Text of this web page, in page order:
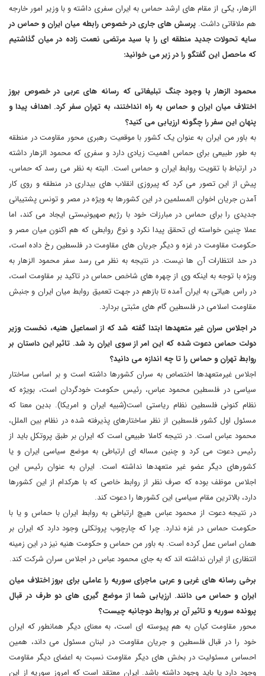
الزهار، یکی از مقام های ارشد حماس به ایران سفری داشته و با وزیر امور خارجه
هم ملاقاتی داشت. پرسش های جاری در خصوص رابطه میان ایران و حماس در
سایه تحولات جدید منطقه ای را با سید مرتضی نعمت زاده در میان گذاشتیم
که ماحصل این گفتگو را در زیر می خوانید:
محمود الزهار با وجود جنگ تبلیغاتی که رسانه های عربی در خصوص بروز
اختلاف میان ایران و حماس به راه انداختند، به تهران سفر کرد. اهداف پیدا و
پنهان این سفر را چگونه ارزیابی می کنید؟
به باور من ایران به عنوان یک کشور با موقعیت رهبری محور مقاومت در منطقه
به طور طبیعی برای حماس اهمیت زیادی دارد و سفری که محمود الزهار داشته
در ارتباط با تقویت روابط ایران و حماس است. البته به نظر می رسد که حماس،
پیش از این تصور می کرد که پیروزی انقلاب های بیداری در منطقه و روی کار
آمدن جریان اخوان المسلمین در این کشورها به ویژه در مصر و تونس پشتیبانی
جدیدی را برای حماس در مبارزات خود با رژیم صهیونیستی ایجاد می کند، اما
عملا چنین خواسته ای تحقق پیدا نکرد و نوع روابطی که هم اکنون میان مصر و
حکومت مقاومت در غزه و دیگر جریان های مقاومت در فلسطین رخ داده است،
در حد انتظارات آن ها نیست. در نتیجه به نظر می رسد سفر محمود الزهار به
ویژه با توجه به اینکه وی از چهره های شاخص حماس در تاکید بر مقاومت است،
در راس هیاتی به ایران آمده تا بازهم در جهت تعمیق روابط میان ایران و جنبش
مقاومت اسلامی در فلسطین گام های مثبتی بردارد.
در اجلاس سران غیر متعهدها ابتدا گفته شد که از اسماعیل هنیه، نخست وزیر
دولت حماس دعوت شده که این امر از سوی ایران رد شد. تاثیر این داستان بر
روابط تهران و حماس را تا چه اندازه می دانید؟
اجلاس غیرمتعهدها اختصاص به سران کشورها داشته است و بر اساس ساختار
سیاسی در فلسطین محمود عباس، رئیس حکومت خودگردان است، بویژه که
نظام کنونی فلسطین نظام ریاستی است(شبیه ایران و امریکا). بدین معنا که
مسئول اول کشور فلسطین از نظر ساختارهای پذیرفته شده در نظام بین الملل،
محمود عباس است. در نتیجه کاملا طبیعی است که ایران بر طبق پروتکل باید از
رئیس دعوت می کرد و چنین مساله ای ارتباطی به موضع سیاسی ایران و یا
کشورهای دیگر عضو غیر متعهدها نداشته است. ایران به عنوان رئیس این
اجلاس موظف بوده که صرف نظر از روابط خاصی که با هرکدام از این کشورها
دارد، بالاترین مقام سیاسی این کشورها را دعوت کند.
در نتیجه دعوت از محمود عباس هیچ ارتباطی به روابط ایران با حماس و یا با
حکومت حماس در غزه ندارد. چرا که چارچوب پروتکلی وجود دارد که ایران بر
همان اساس عمل کرده است. به باور من حماس و حکومت هنیه نیز در این زمینه
انتظاری از ایران نداشته اند که به جای محمود عباس در اجلاس سران شرکت کند.
برخی رسانه های غربی و عربی ماجرای سوریه را عاملی برای بروز اختلاف میان
ایران و حماس می دانند. ارزیابی شما از موضع گیری های دو طرف در قبال
پرونده سوریه و تاثیر آن بر روابط دوجانبه چیست؟
محور مقاومت کیان به هم پیوسته ای است، به معنای دیگر همانطور که ایران
خود را در قبال فلسطین و جریان مقاومت در لبنان مسئول می داند، همین
احساس مسئولیت در بخش های دیگر مقاومت نسبت به اعضای دیگر مقاومت
وجود دارد یا باید وجود داشته باشد. ایران معتقد است که امروز سوریه از این